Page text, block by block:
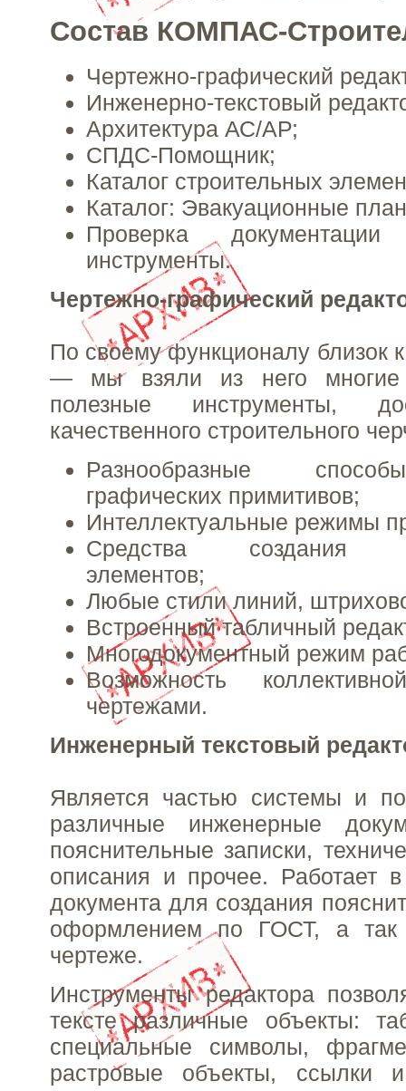
Состав КОМПАС-
Чертежно-графический
Инженерно-текстовый
Архитектура АС/АР;
СПДС-Помощник;
Каталог строительных
Каталог: Эвакуационные
Проверка
инструменты.
Чертежно-графический
По своему функционалу
— мы взяли из него многие
полезные инструменты,
качественного строительного
Разнообразные
графических примитивов;
Интеллектуальные режимы
Средства создания
элементов;
Любые стили линий,
Встроенный табличный
Многодокументный режим
Возможность
чертежами.
Инженерный текстовый
Является частью системы и
различные инженерные
пояснительные записки,
описания и прочее. Работает
документа для создания
оформлением по ГОСТ, а
чертеже.
Инструменты редактора
тексте различные объекты:
специальные символы,
растровые объекты, ссылки